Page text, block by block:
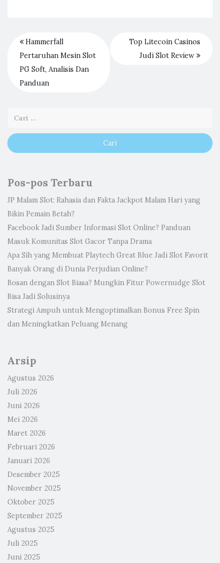
Hammerfall
Pertaruhan Mesin Slot
PG Soft, Analisis Dan
Panduan
Top Litecoin Casinos
Judi Slot Review
Pos-pos Terbaru
JP Malam Slot: Rahasia dan Fakta Jackpot Malam Hari yang
Bikin Pemain Betah?
Facebook Jadi Sumber Informasi Slot Online? Panduan
Masuk Komunitas Slot Gacor Tanpa Drama
Apa Sih yang Membuat Playtech Great Blue Jadi Slot Favorit
Banyak Orang di Dunia Perjudian Online?
Bosan dengan Slot Biasa? Mungkin Fitur Powernudge Slot
Bisa Jadi Solusinya
Strategi Ampuh untuk Mengoptimalkan Bonus Free Spin
dan Meningkatkan Peluang Menang
Arsip
Agustus 2026
Juli 2026
Juni 2026
Mei 2026
Maret 2026
Februari 2026
Januari 2026
Desember 2025
November 2025
Oktober 2025
September 2025
Agustus 2025
Juli 2025
Juni 2025